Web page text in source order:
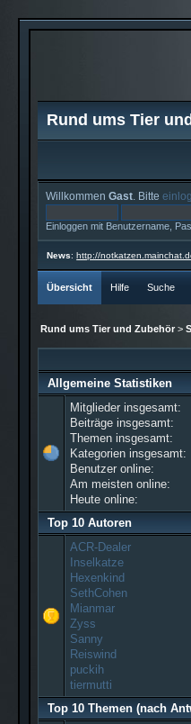
Rund ums Tier
WillkommenGast . Bitte
Einloggen mit Benutzername,
News:http://
Übersicht Hilfe Suche
Rund ums Tier und Zubehör >
Allgemeine Statistiken
Mitglieder insgesamt:
Beiträge insgesamt:
Themen insgesamt:
Kategorien insgesamt:
Benutzer online:
Am meisten online:
Heute online:
Top 10 Autoren
ACR-Dealer
Inselkatze
Hexenkind
SethCohen
Mianmar
Zyss
Sanny
Reiswind
puckih
tiermutti
Top 10 Themen (nach